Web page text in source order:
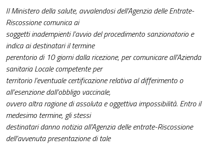
Il Ministero della salute, avvalendosi dell’Agenzia delle Entrate-
Riscossione comunica ai
soggetti inadempienti l’avvio del procedimento sanzionatorio e
indica ai destinatari il termine
perentorio di 10 giorni dalla ricezione, per comunicare all’Azienda
sanitaria Locale competente per
territorio l’eventuale certificazione relativa al differimento o
all’esenzione dall’obbligo vaccinale,
ovvero altra ragione di assoluta e oggettiva impossibilità. Entro il
medesimo termine, gli stessi
destinatari danno notizia all’Agenzia delle entrate-Riscossione
dell’avvenuta presentazione di tale